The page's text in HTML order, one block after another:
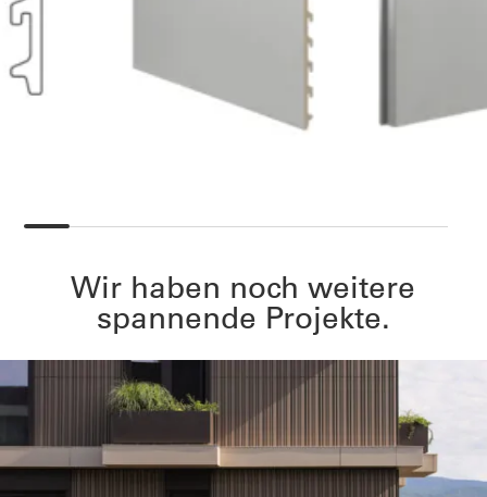
Wir haben noch weitere
spannende Projekte.